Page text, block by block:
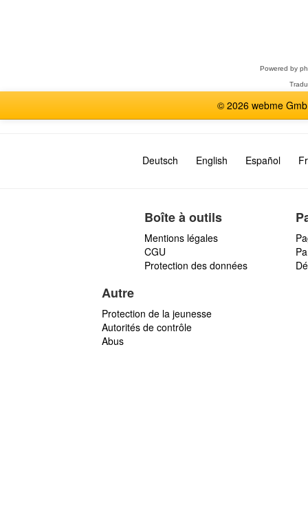
Powered by
© 2026 webme
Deutsch English Español
Boîte à outils
Mentions légales
CGU
Protection des données
Autre
Protection de la jeunesse
Autorités de contrôle
Abus